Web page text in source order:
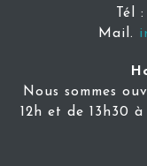
Tél :
Mail.
Nous sommes
12h et de 13h30